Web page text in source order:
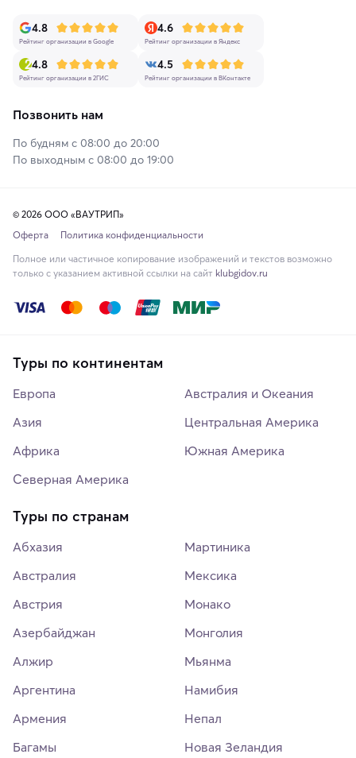
4.8
Рейтинг организации в Google
4.6
Рейтинг организации в Яндекс
4.8
Рейтинг организации в 2ГИС
4.5
Рейтинг организации в ВКонтакте
Позвонить нам
По будням с 08:00 до 20:00
По выходным с 08:00 до 19:00
© 2026 ООО «ВАУТРИП»
Оферта
Политика конфиденциальности
Полное или частичное копирование изображений и текстов возможно
только с указанием активной ссылки на сайт klubgidov.ru
Туры по континентам
Европа
Азия
Африка
Северная Америка
Австралия и Океания
Центральная Америка
Южная Америка
Туры по странам
Абхазия
Австралия
Австрия
Азербайджан
Алжир
Аргентина
Армения
Багамы
Мартиника
Мексика
Монако
Монголия
Мьянма
Намибия
Непал
Новая Зеландия